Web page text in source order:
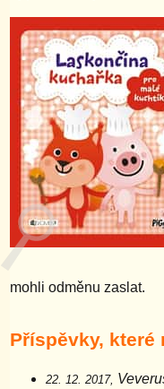
mohli odměnu zaslat.
Příspěvky, které
22. 12. 2017,